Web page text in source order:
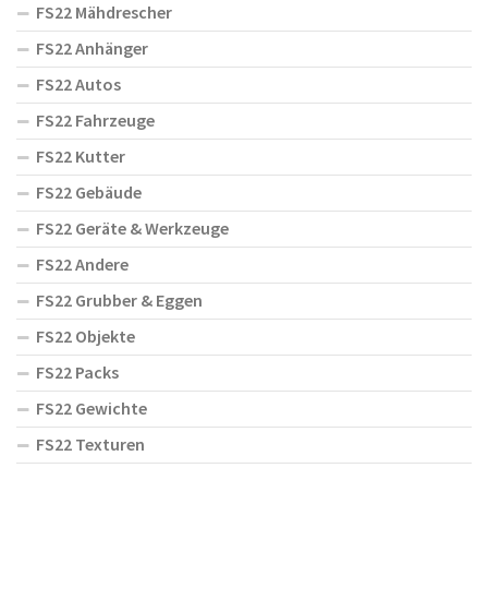
FS22 Mähdrescher
FS22 Anhänger
FS22 Autos
FS22 Fahrzeuge
FS22 Kutter
FS22 Gebäude
FS22 Geräte & Werkzeuge
FS22 Andere
FS22 Grubber & Eggen
FS22 Objekte
FS22 Packs
FS22 Gewichte
FS22 Texturen